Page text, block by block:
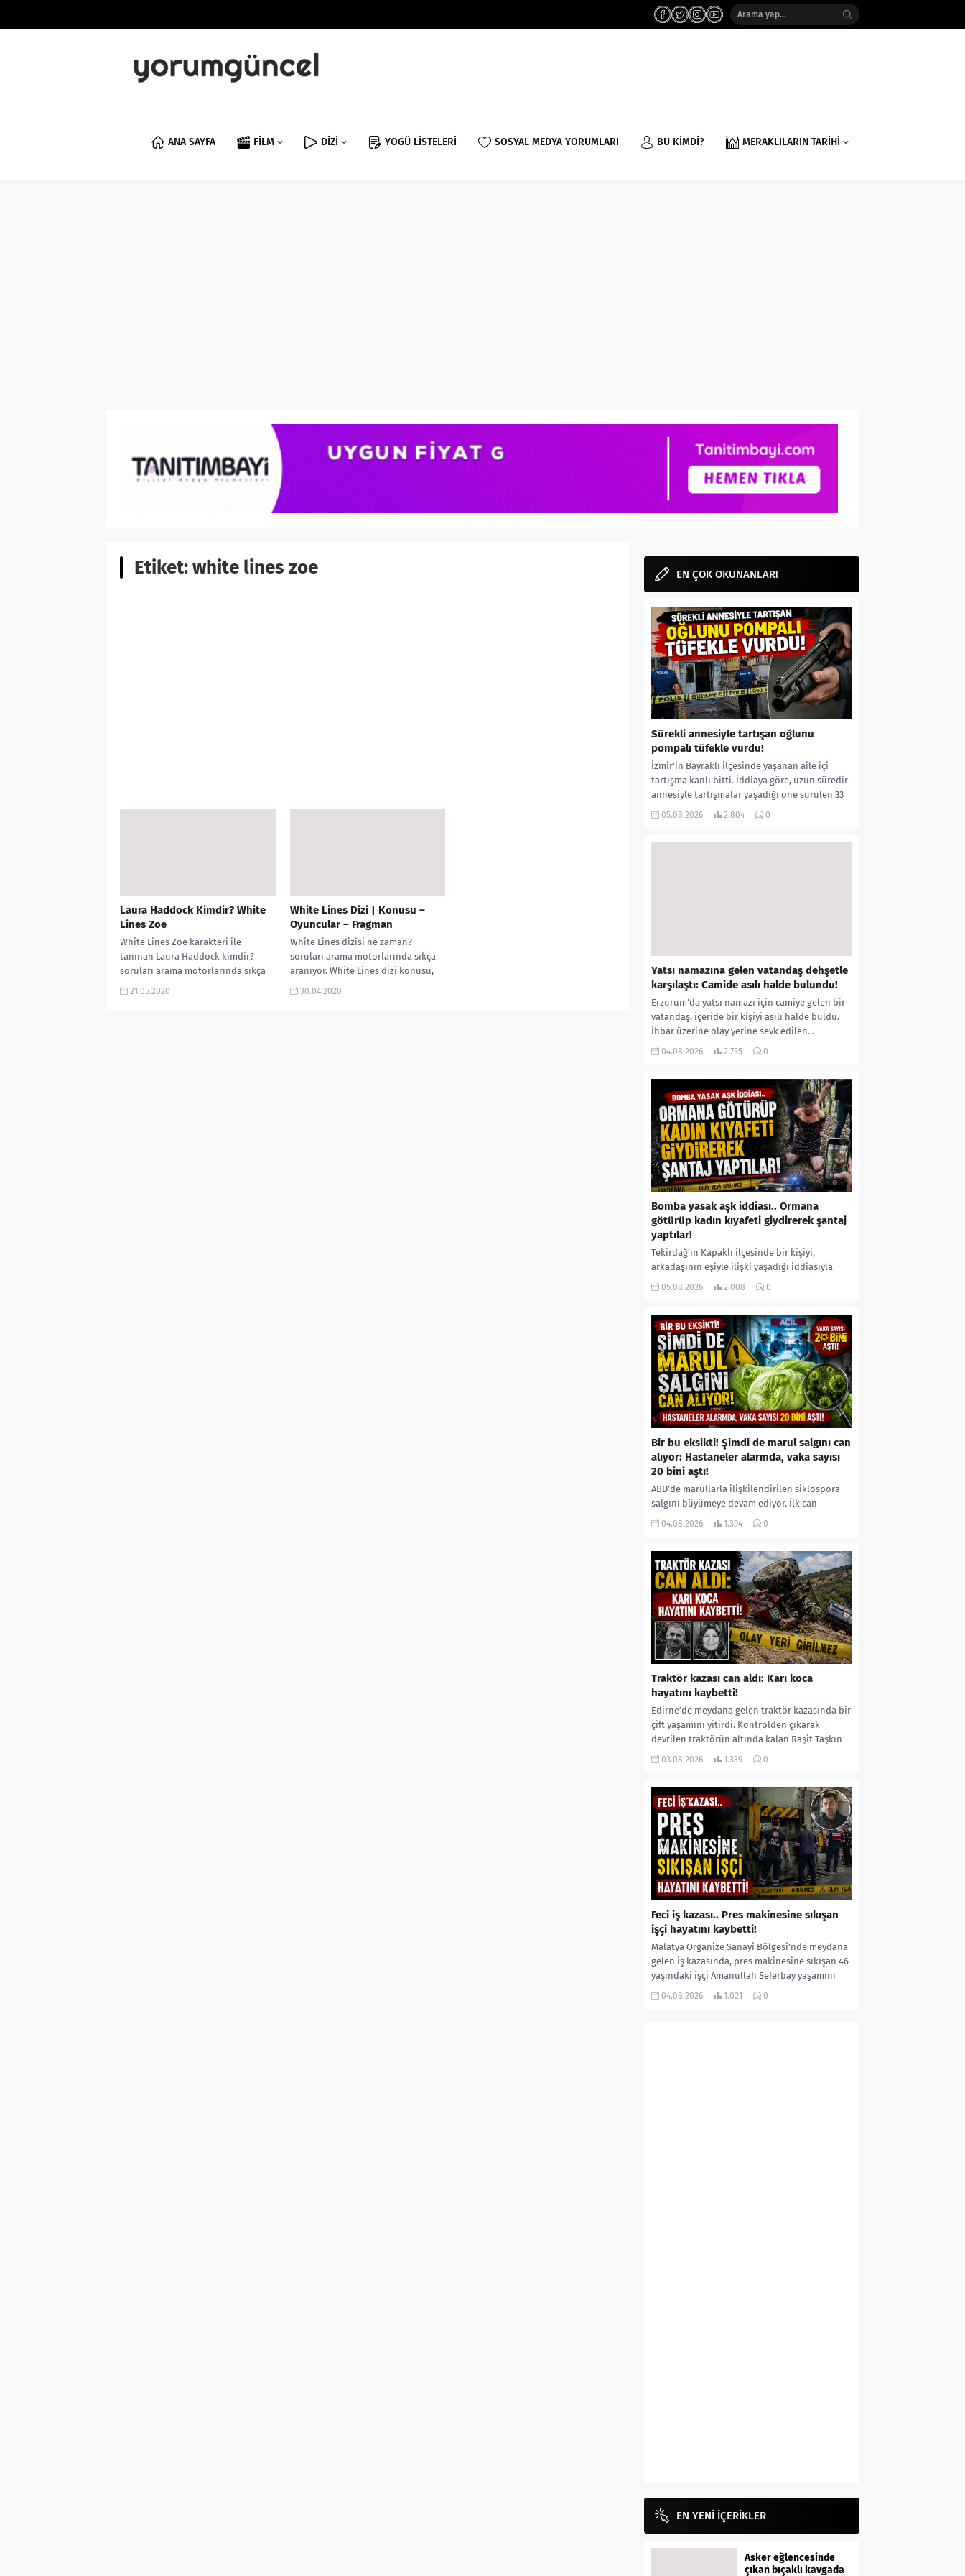
ANA SAYFA FİLM DİZİ YOGÜ LİSTELERİ SOSYAL MEDYA YORUMLARI BU KİMDİ? MERAKLILARIN TARİHİ
Etiket:white lines zoe
Laura Haddock Kimdir? White
Lines Zoe
White Lines Zoe karakteri ile
tanınan Laura Haddock kimdir?
soruları arama motorlarında sıkça
aranıyor. Laura Haddock kimdir,
21.05.2020
White Lines Dizi | Konusu –
Oyuncular – Fragman
White Lines dizisi ne zaman?
soruları arama motorlarında sıkça
aranıyor. White Lines dizi konusu,
fragman, trailer, oyuncuları, La Casa
30.04.2020
EN ÇOK OKUNANLAR!
Sürekli annesiyle tartışan oğlunu
pompalı tüfekle vurdu!
İzmir’in Bayraklı ilçesinde yaşanan aile içi
tartışma kanlı bitti. İddiaya göre, uzun süredir
annesiyle tartışmalar yaşadığı öne sürülen 33
yaşındaki...
05.08.2026 2.804 0
Yatsı namazına gelen vatandaş dehşetle
karşılaştı: Camide asılı halde bulundu!
Erzurum’da yatsı namazı için camiye gelen bir
vatandaş, içeride bir kişiyi asılı halde buldu.
İhbar üzerine olay yerine sevk edilen...
04.08.2026 2.735 0
Bomba yasak aşk iddiası.. Ormana
götürüp kadın kıyafeti giydirerek şantaj
yaptılar!
Tekirdağ’ın Kapaklı ilçesinde bir kişiyi,
arkadaşının eşiyle ilişki yaşadığı iddiasıyla
ormanlık alana götürerek zorla kadın
05.08.2026 2.008 0
Bir bu eksikti! Şimdi de marul salgını can
alıyor: Hastaneler alarmda, vaka sayısı
20 bini aştı!
ABD’de marullarla ilişkilendirilen siklospora
salgını büyümeye devam ediyor. İlk can
kayıplarının yaşandığı salgında vaka sayısının
04.08.2026 1.394 0
Traktör kazası can aldı: Karı koca
hayatını kaybetti!
Edirne’de meydana gelen traktör kazasında bir
çift yaşamını yitirdi. Kontrolden çıkarak
devrilen traktörün altında kalan Raşit Taşkın
ile eşi Fatma...
03.08.2026 1.339 0
Feci iş kazası.. Pres makinesine sıkışan
işçi hayatını kaybetti!
Malatya Organize Sanayi Bölgesi’nde meydana
gelen iş kazasında, pres makinesine sıkışan 46
yaşındaki işçi Amanullah Seferbay yaşamını
yitirdi. Olayla ilgili...
04.08.2026 1.021 0
EN YENİ İÇERİKLER
Asker eğlencesinde
çıkan bıçaklı kavgada